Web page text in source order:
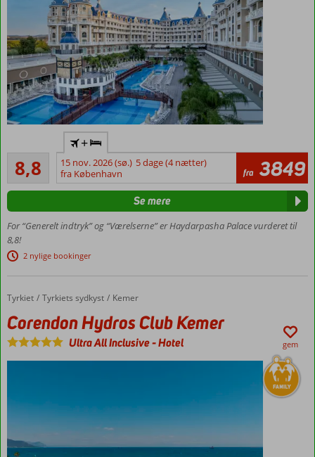
til
Gazipasa
Vandland
Mange
faciliteter
familien
Strandbar
inkluderet
i Ultra All
Inclusive
Værelser
8,8
Alletiders
216
anmeldelser
+
15 nov. 2026 (sø.) 5 dage (4 nætter)
fra København
fra 3849
For “Generelt indtryk” og “Værelserne” er Haydarpasha Palace vurderet til
8,8!
2 nylige bookinger
Se mere
Forside
Tyrkiet Tyrkiets sydkyst Kemer
Corendon Hydros Club Kemer
Corendon Hydros Club Kemer
Ultra All Inclusive-Hotel gem